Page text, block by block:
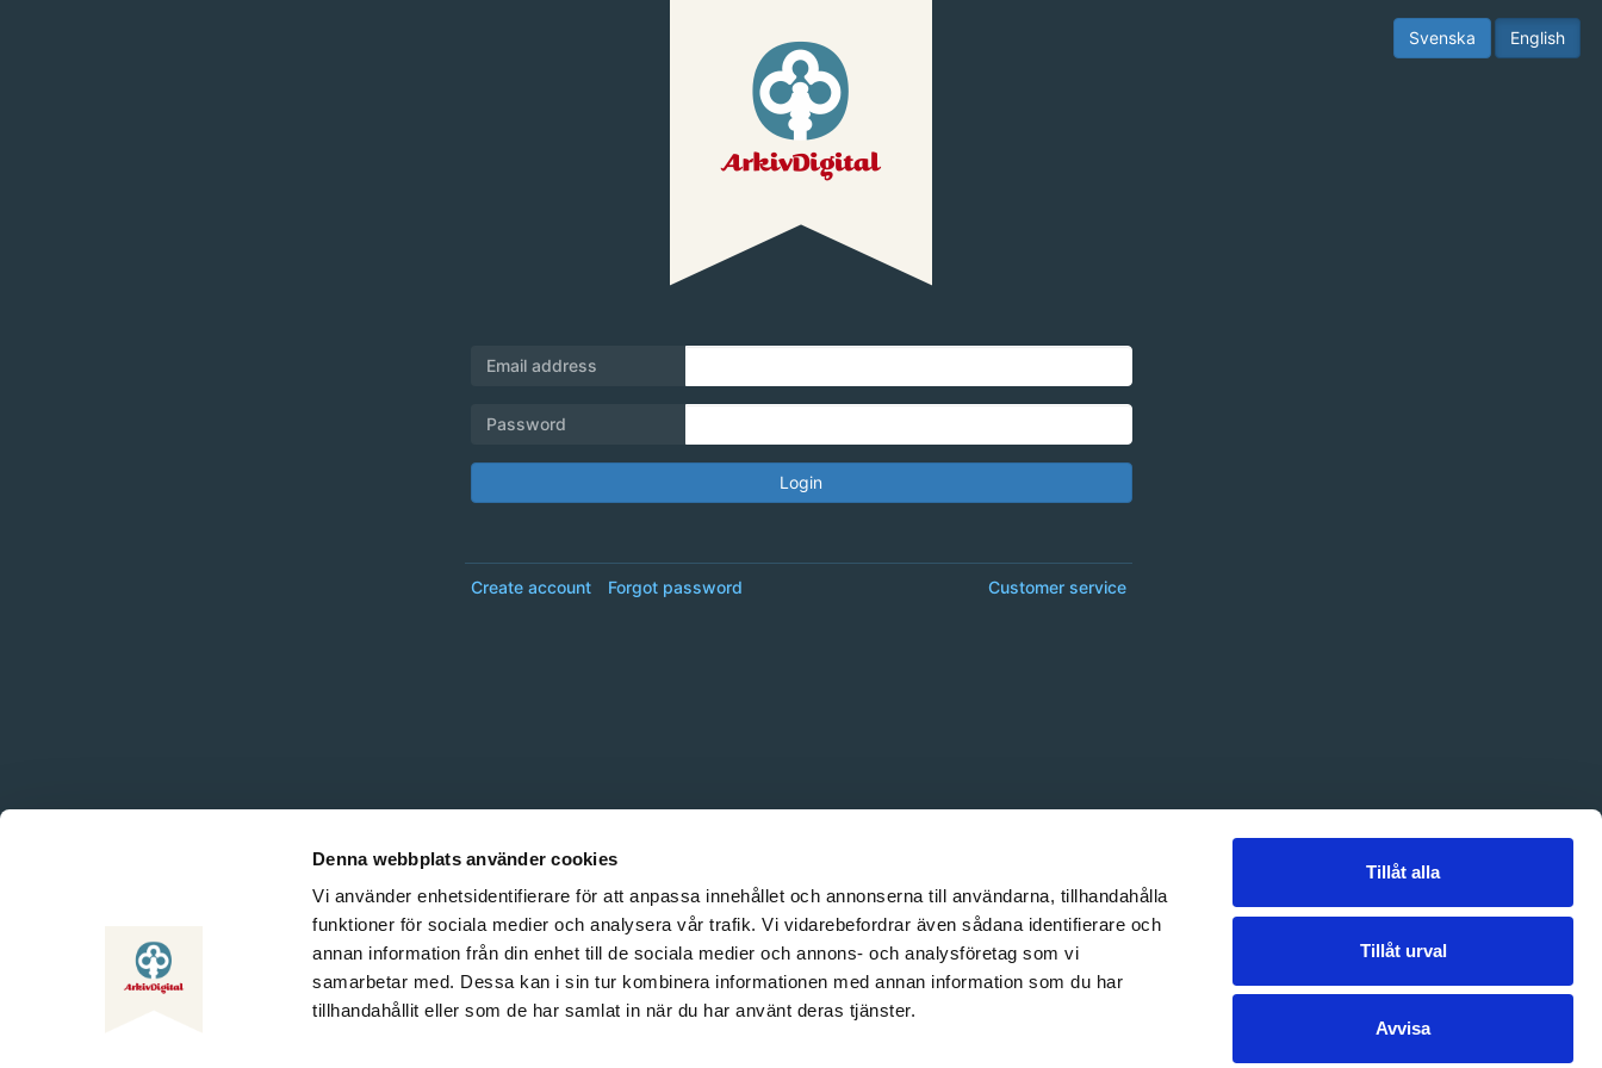
Denna webbplats använder cookies
Vi använder enhetsidentifierare för att anpassa innehållet och annonserna till användarna, tillhandahålla
funktioner för sociala medier och analysera vår trafik. Vi vidarebefordrar även sådana identifierare och
annan information från din enhet till de sociala medier och annons- och analysföretag som vi
samarbetar med. Dessa kan i sin tur kombinera informationen med annan information som du har
tillhandahållit eller som de har samlat in när du har använt deras tjänster.
Tillåt alla
Tillåt urval
Avvisa
English
Svenska
Email address
Password
Login
Customer service
Create account Forgot password